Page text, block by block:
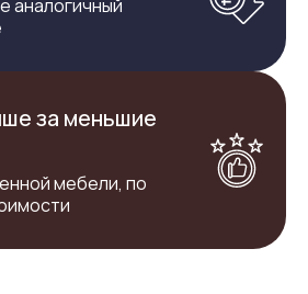
аналогичный
за меньшие
мебели, по